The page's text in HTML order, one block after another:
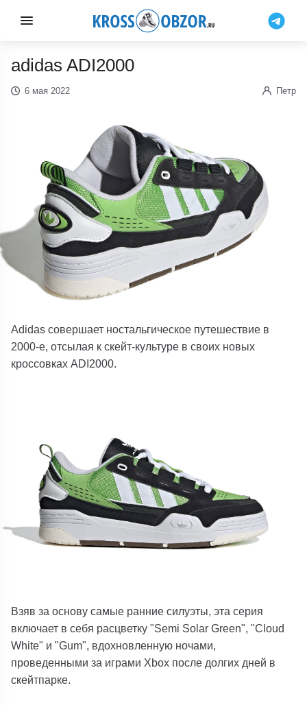
adidas ADI2000
6 мая 2022 Петр
Adidasсовершает ностальгическое путешествие в
2000-е, отсылая к скейт-культуре в своих новых
кроссовках ADI2000.
Взяв за основу самые ранние силуэты, эта серия
включает в себя расцветку "Semi Solar Green", "Cloud
White" и "Gum", вдохновленную ночами,
проведенными за играми Xbox после долгих дней в
скейтпарке.